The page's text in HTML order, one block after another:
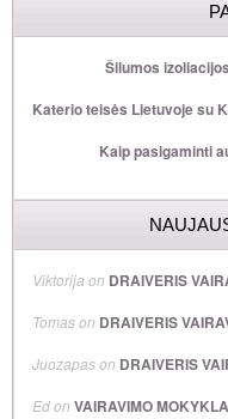
Šilumos
Katerio teisės Lietuvoje su
Kaip pasigaminti
Viktorija on DRAIVERIS
Tomason DRAIVERIS
Juozapason DRAIVERIS
Edon VAIRAVIMO